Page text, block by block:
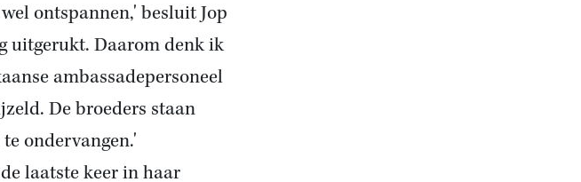
ontspannen,' besluit Jop
uitgerukt. Daarom denk ik
ambassadepersoneel
De broeders staan
ondervangen.'
laatste keer in haar